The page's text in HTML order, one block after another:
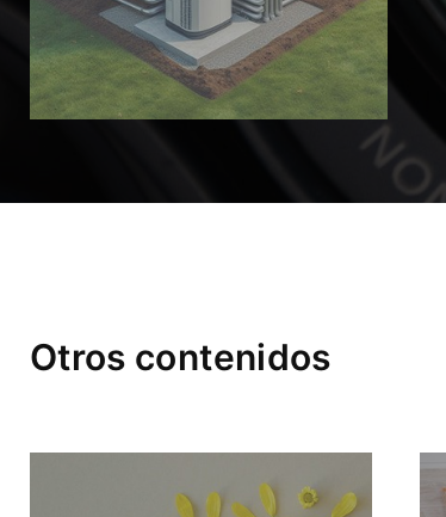
Otros contenidos